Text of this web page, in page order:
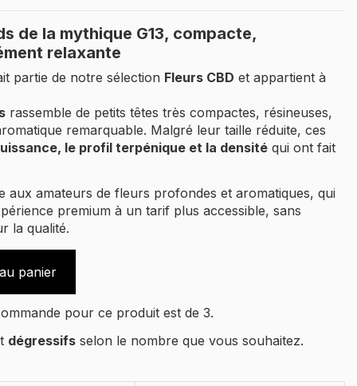
de la mythique G13, compacte,
relaxante
partie de notre sélection Fleurs CBD et appartient à
rassemble de petits têtes très compactes, résineuses,
remarquable. Malgré leur taille réduite, ces
le profil terpénique et la densité qui ont fait
aux amateurs de fleurs profondes et aromatiques, qui
premium à un tarif plus accessible, sans
la qualité.
panier
pour ce produit est de 3.
dégressifs selon le nombre que vous souhaitez.